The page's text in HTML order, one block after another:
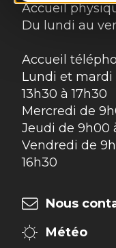
Accueil
Du lundi au
Accueil
Lundi et mardi
13h30 à 17h30
Mercredi de
Jeudi de 9h00
Vendredi de
16h30
Nous
Météo